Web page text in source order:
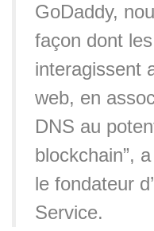
GoDaddy,
façon dont
interagissent
web, en
DNS au
blockchain”,
le fondateur
Service.